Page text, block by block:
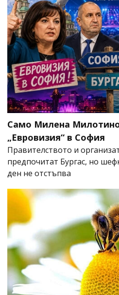
Само Милена
„Евровизия“ в София
Правителството и
предпочитат Бургас, но
ден не отстъпва